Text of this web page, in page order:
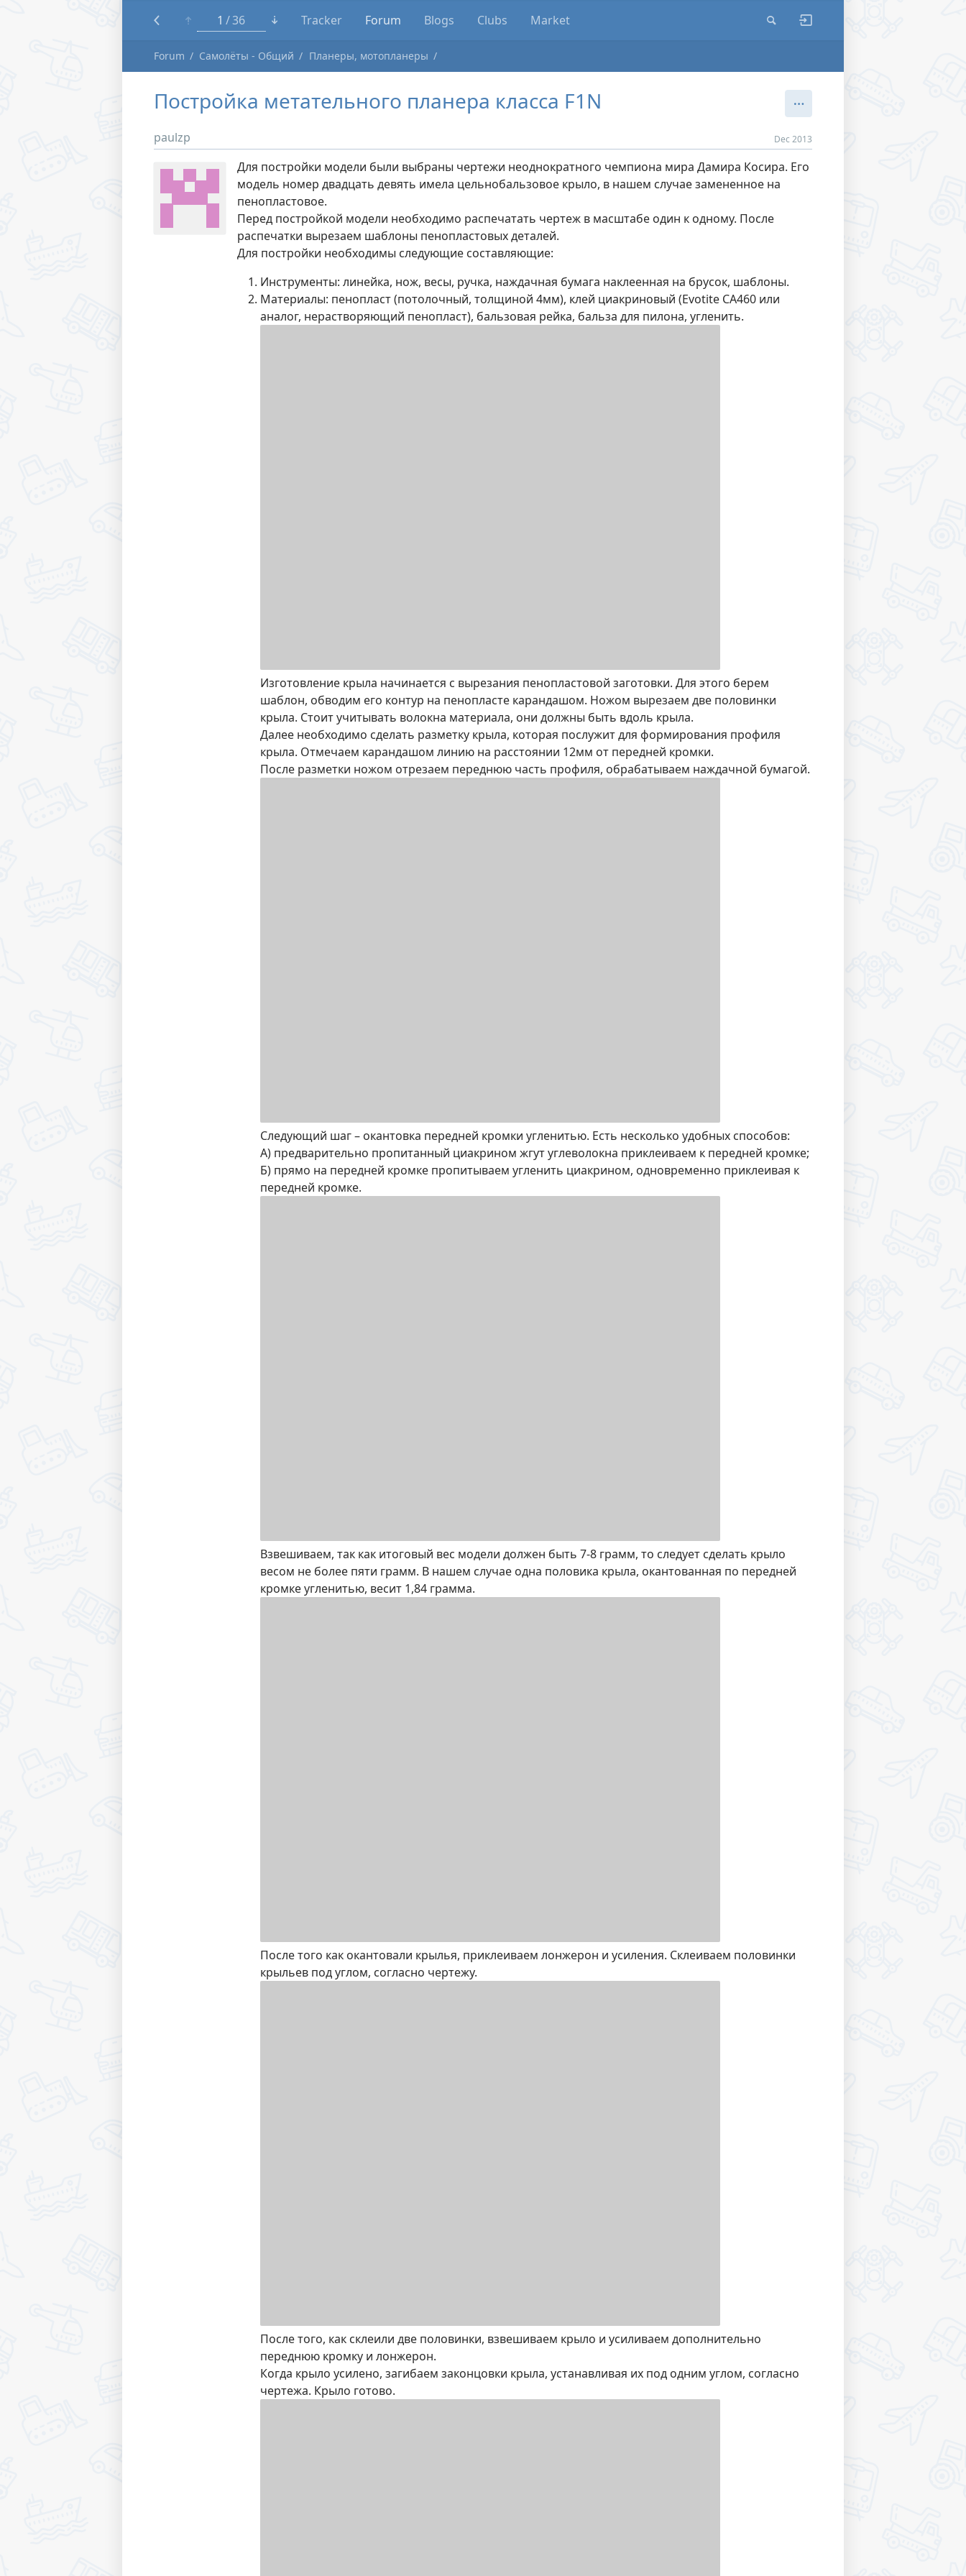
1 36 Tracker Forum Blogs Clubs Market
Forum Самолёты - Общий Планеры, мотопланеры
Постройка метательного планера класса F1N
paulzp Dec 2013
Для постройки модели были выбраны чертежи неоднократного чемпиона мира Дамира Косира. Его
модель номер двадцать девять имела цельнобальзовое крыло, в нашем случае замененное на
пенопластовое.
Перед постройкой модели необходимо распечатать чертеж в масштабе один к одному. После
распечатки вырезаем шаблоны пенопластовых деталей.
Для постройки необходимы следующие составляющие:
Инструменты: линейка, нож, весы, ручка, наждачная бумага наклеенная на брусок, шаблоны.
Материалы: пенопласт (потолочный, толщиной 4мм), клей циакриновый (Evotite CA460 или
аналог, нерастворяющий пенопласт), бальзовая рейка, бальза для пилона, угленить.
Изготовление крыла начинается с вырезания пенопластовой заготовки. Для этого берем
шаблон, обводим его контур на пенопласте карандашом. Ножом вырезаем две половинки
крыла. Стоит учитывать волокна материала, они должны быть вдоль крыла.
Далее необходимо сделать разметку крыла, которая послужит для формирования профиля
крыла. Отмечаем карандашом линию на расстоянии 12мм от передней кромки.
После разметки ножом отрезаем переднюю часть профиля, обрабатываем наждачной бумагой.
Следующий шаг – окантовка передней кромки угленитью. Есть несколько удобных способов:
А) предварительно пропитанный циакрином жгут углеволокна приклеиваем к передней кромке;
Б) прямо на передней кромке пропитываем угленить циакрином, одновременно приклеивая к
передней кромке.
Взвешиваем, так как итоговый вес модели должен быть 7-8 грамм, то следует сделать крыло
весом не более пяти грамм. В нашем случае одна половика крыла, окантованная по передней
кромке угленитью, весит 1,84 грамма.
После того как окантовали крылья, приклеиваем лонжерон и усиления. Склеиваем половинки
крыльев под углом, согласно чертежу.
После того, как склеили две половинки, взвешиваем крыло и усиливаем дополнительно
переднюю кромку и лонжерон.
Когда крыло усилено, загибаем законцовки крыла, устанавливая их под одним углом, согласно
чертежа. Крыло готово.